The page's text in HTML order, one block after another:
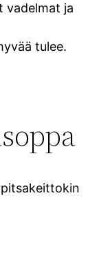
vadelmat ja
tulee.